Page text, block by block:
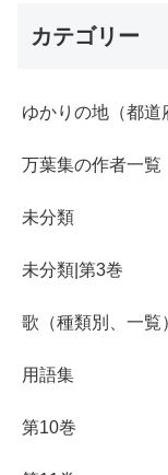
カテゴリー
ゆかりの地（都道
万葉集の作者一覧
未分類
未分類|第3巻
歌（種類別、一覧
用語集
第10巻